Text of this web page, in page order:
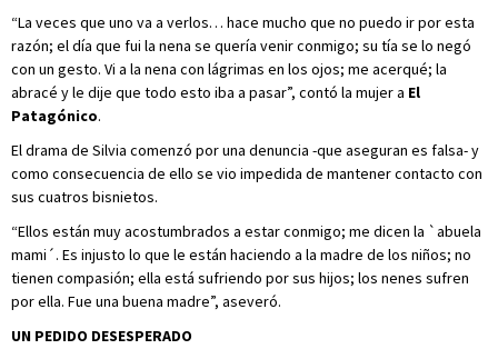
“La veces que uno va a verlos… hace mucho que no puedo ir por esta
razón; el día que fui la nena se quería venir conmigo; su tía se lo negó
con un gesto. Vi a la nena con lágrimas en los ojos; me acerqué; la
abracé y le dije que todo esto iba a pasar”, contó la mujer a El
Patagónico.
El drama de Silvia comenzó por una denuncia -que aseguran es falsa- y
como consecuencia de ello se vio impedida de mantener contacto con
sus cuatros bisnietos.
“Ellos están muy acostumbrados a estar conmigo; me dicen la `abuela
mami´. Es injusto lo que le están haciendo a la madre de los niños; no
tienen compasión; ella está sufriendo por sus hijos; los nenes sufren
por ella. Fue una buena madre”, aseveró.
UN PEDIDO DESESPERADO